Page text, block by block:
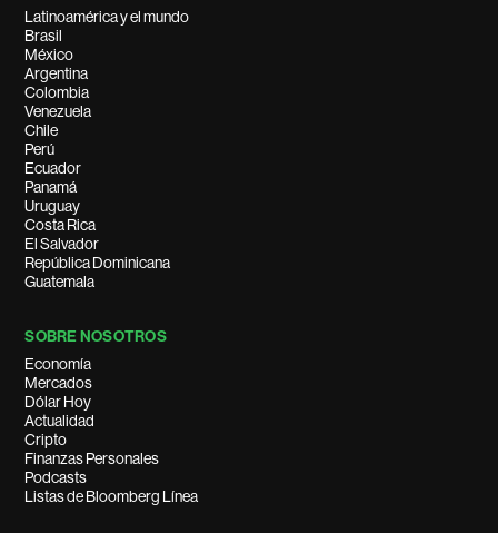
Latinoamérica y el mundo
Brasil
México
Argentina
Colombia
Venezuela
Chile
Perú
Ecuador
Panamá
Uruguay
Costa Rica
El Salvador
República Dominicana
Guatemala
SOBRE NOSOTROS
Economía
Mercados
Dólar Hoy
Actualidad
Cripto
Finanzas Personales
Podcasts
Listas de Bloomberg Línea